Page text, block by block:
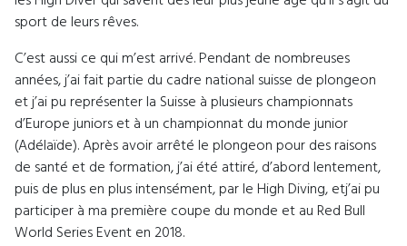
sport de leurs rêves.
C’est aussi ce qui m’est arrivé. Pendant de nombreuses
années, j’ai fait partie du cadre national suisse de plongeon
et j’ai pu représenter la Suisse à plusieurs championnats
d’Europe juniors et à un championnat du monde junior
(Adélaïde). Après avoir arrêté le plongeon pour des raisons
de santé et de formation, j’ai été attiré, d’abord lentement,
puis de plus en plus intensément, par le High Diving, etj’ai pu
participer à ma première coupe du monde et au Red Bull
World Series Event en 2018.